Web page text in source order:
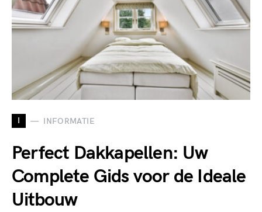
I INFORMATIE
Perfect Dakkapellen: Uw
Complete Gids voor de Ideale
Uitbouw